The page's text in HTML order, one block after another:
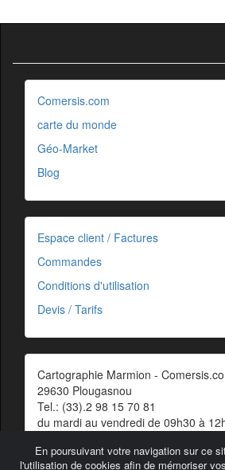
En poursuivant votre navigation sur ce
l'utilisation de cookies afin de mémoriser
Comersis.com
carte du monde
Géo-Market
Blog
Espace client / Factures
Commandes
Conditions d'utilisation
Devis / Tarifs
Cartographie Marmion -
29630 Plougasnou
Tel.: (33).2 98 15 70 81
du mardi au vendredi de 09h30 à
Contact